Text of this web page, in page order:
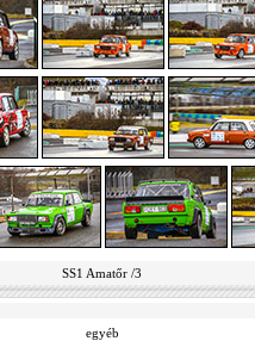
SS1 Amatőr /3
egyéb